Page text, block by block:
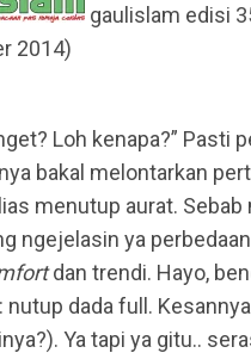
gaulislam edisi
2014)
Loh kenapa?” Pasti
bakal melontarkan
menutup aurat.
ngejelasin ya
dan trendi. Hayo,
: nutup dada full.
Ya tapi ya gitu..